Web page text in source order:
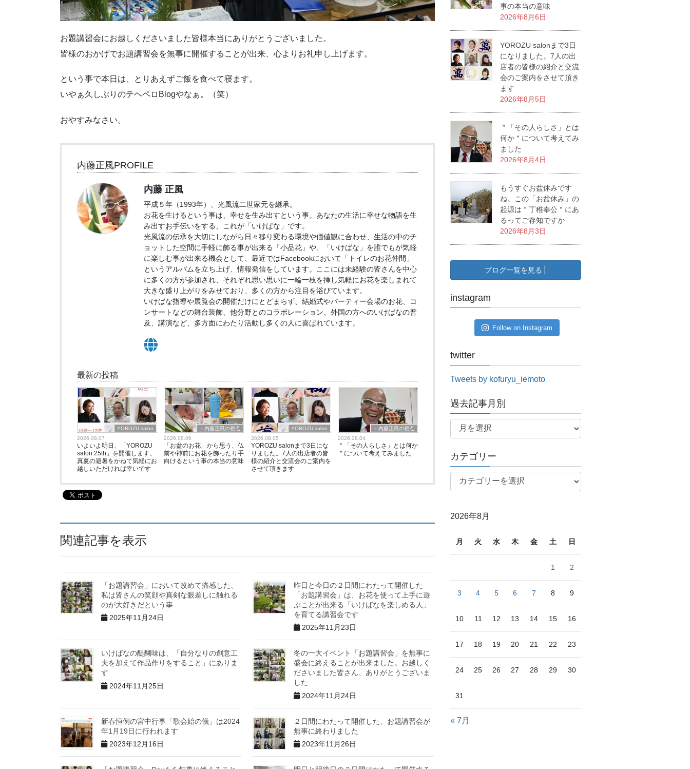
お題講習会にお越しくださいました皆様本当にありがとうございました。
皆様のおかげでお題講習会を無事に開催することが出来、心よりお礼申し上げます。
という事で本日は、とりあえずご飯を食べて寝ます。
いやぁ久しぶりのテヘペロBlogやなぁ。（笑）
おやすみなさい。
内藤正風PROFILE
内藤 正風
平成５年（1993年）、光風流二世家元を継承。
お花を生けるという事は、幸せを生み出すという事。あなたの生活に幸せな物語を生
み出すお手伝いをする、これが「いけばな」です。
光風流の伝承を大切にしながら日々移り変わる環境や価値観に合わせ、生活の中のチ
ョットした空間に手軽に飾る事が出来る「小品花」や、「いけばな」を誰でもが気軽
に楽しむ事が出来る機会として、最近ではFacebookにおいて「トイレのお花仲間」
というアルバムを立ち上げ、情報発信をしています。ここには未経験の皆さんを中心
に多くの方が参加され、それぞれ思い思いに一輪一枝を挿し気軽にお花を楽しまれて
大きな盛り上がりをみせており、多くの方から注目を浴びています。
いけばな指導や展覧会の開催だけにとどまらず、結婚式やパーティー会場のお花、コ
ンサートなどの舞台装飾、他分野とのコラボレーション、外国の方へのいけばなの普
及、講演など、多方面にわたり活動し多くの人に喜ばれています。
最新の投稿
YOROZU salon
2026.08.07
いよいよ明日、「YOROZU
salon 25th」を開催します。
真夏の避暑をかねて気軽にお
越しいただければ幸いです
・内藤正風の視点
2026.08.06
「お盆のお花」から思う、仏
前や神前にお花を飾ったり手
向けるという事の本当の意味
YOROZU salon
2026.08.05
YOROZU salonまで3日にな
りました。7人の出店者の皆
様の紹介と交流会のご案内を
させて頂きます
・内藤正風の視点
2026.08.04
＂「その人らしさ」とは何か
＂について考えてみました
関連記事を表示
「お題講習会」において改めて痛感した、
私は皆さんの笑顔や真剣な眼差しに触れる
のが大好きだという事
2025年11月24日
昨日と今日の２日間にわたって開催した
「お題講習会」は、お花を使って上手に遊
ぶことが出来る「いけばなを楽しめる人」
を育てる講習会です
2025年11月23日
いけばなの醍醐味は、「自分なりの創意工
夫を加えて作品作りをすること」にありま
す
2024年11月25日
冬の一大イベント「お題講習会」を無事に
盛会に終えることが出来ました。お越しく
ださいました皆さん、ありがとうございま
した
2024年11月24日
新春恒例の宮中行事「歌会始の儀」は2024
年1月19日に行われます
2023年12月16日
２日間にわたって開催した、お題講習会が
無事に終わりました
2023年11月26日
事の本当の意味
2026年8月6日
YOROZU salonまで3日
になりました。7人の出
店者の皆様の紹介と交流
会のご案内をさせて頂き
ます
2026年8月5日
＂「その人らしさ」とは
何か＂について考えてみ
ました
2026年8月4日
もうすぐお盆休みです
ね。この「お盆休み」の
起源は＂丁稚奉公＂にあ
るってご存知ですか
2026年8月3日
ブログ一覧を見る
instagram
Follow on Instagram
twitter
Tweets by kofuryu_iemoto
過去記事月別
過
事
月
カテゴリー
テ
リ
2026年8月
月 火 水 木 金 土 日
1 2
3 4 5 6 7 8 9
10 11 12 13 14 15 16
17 18 19 20 21 22 23
24 25 26 27 28 29 30
31
« 7月